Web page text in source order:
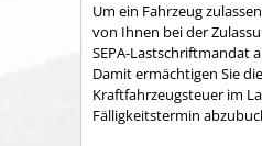
Um ein Fahrzeug
von Ihnen bei der
SEPA-Lastschriftmandat
Damit ermächtigen Sie
Kraftfahrzeugsteuer im
Fälligkeitstermin